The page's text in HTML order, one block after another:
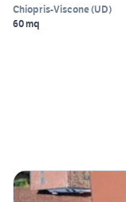
Chiopris-Viscone(UD)
60 mq